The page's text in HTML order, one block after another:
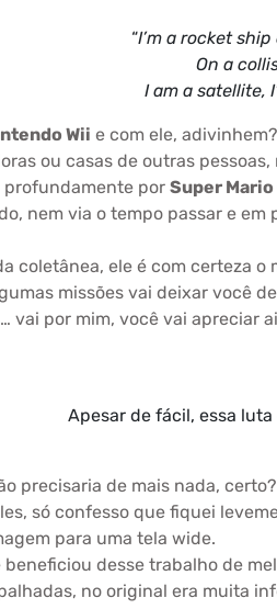
“I’m a rocket
On a
I am a satellite,
Wii e com ele, adivinhem?
ou casas de outras
profundamente por Super Mario
nem via o tempo passar e
coletânea, ele é com certeza
missões vai deixar você
vai por mim, você vai apreciar
Apesar de fácil, essa
precisaria de mais nada,
só confesso que fiquei
para uma tela wide.
desse trabalho de
no original era muita